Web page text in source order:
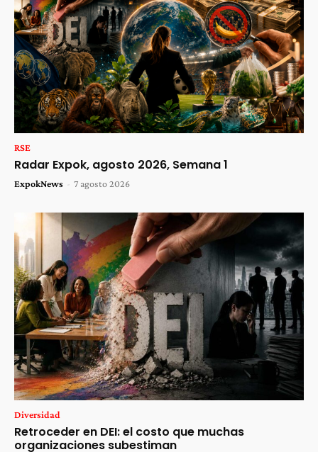
RSE
Radar Expok, agosto 2026, Semana 1
ExpokNews - 7 agosto 2026
Diversidad
Retroceder en DEI: el costo que muchas
organizaciones subestiman